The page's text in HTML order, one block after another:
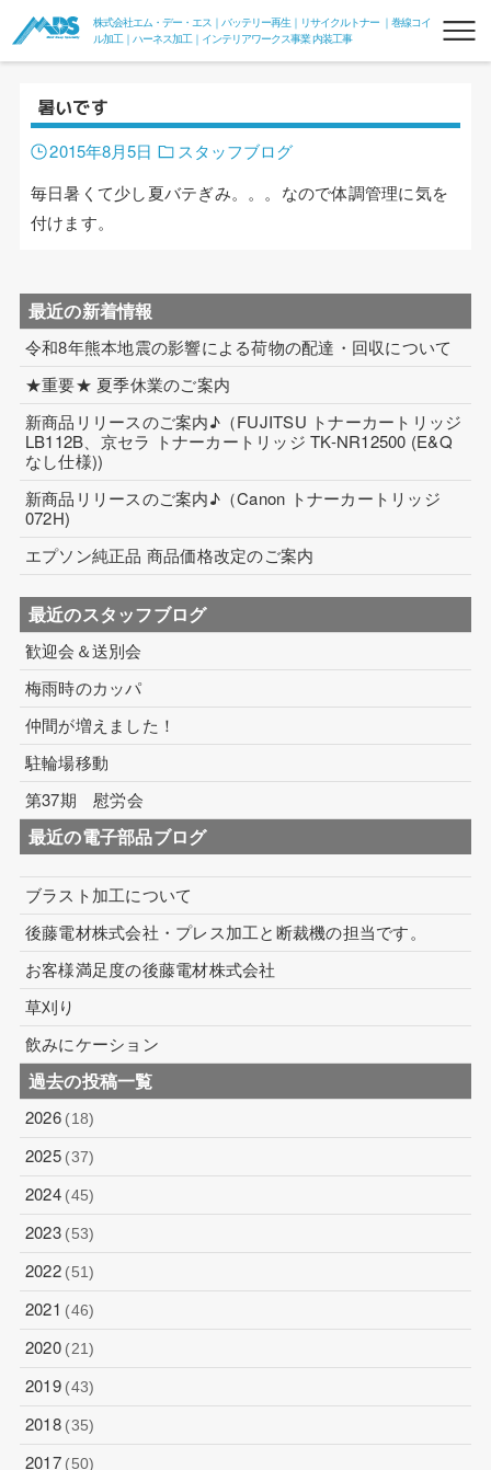
株式会社エム・デー・エス｜バッテリー再生｜リサイクルトナー ｜巻線コイ
ル加工｜ハーネス加工｜インテリアワークス事業 内装工事
フォークリフトリフレッシュバッテリー
フォークde電力変換器100V
組電池
リサイクルトナー
ハーネス・フィルム加工
生産設備について
生産設備について（アプリケーター）
取扱製品一覧
その他
ECマーケティング支援
インテリアワークス事業 内装工事
暑いです
2015年8月5日
スタッフブログ
毎日暑くて少し夏バテぎみ。。。なので体調管理に気を
付けます。
最近の新着情報
令和8年熊本地震の影響による荷物の配達・回収について
★重要★ 夏季休業のご案内
新商品リリースのご案内♪（FUJITSU トナーカートリッジ
LB112B、京セラ トナーカートリッジ TK-NR12500 (E&Q
なし仕様))
新商品リリースのご案内♪（Canon トナーカートリッジ
072H)
エプソン純正品 商品価格改定のご案内
最近のスタッフブログ
歓迎会＆送別会
梅雨時のカッパ
仲間が増えました！
駐輪場移動
第37期 慰労会
最近の電子部品ブログ
ブラスト加工について
後藤電材株式会社・プレス加工と断裁機の担当です。
お客様満足度の後藤電材株式会社
草刈り
飲みにケーション
過去の投稿一覧
2026 (18)
2025 (37)
2024 (45)
2023 (53)
2022 (51)
2021 (46)
2020 (21)
2019 (43)
2018 (35)
2017 (50)